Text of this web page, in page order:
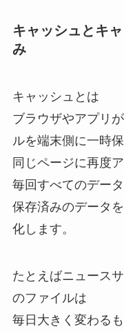
キャッシュとキ
み
キャッシュとは
ブラウザやアプリ
ルを端末側に一時
同じページに再度
毎回すべてのデー
保存済みのデータ
化します。
たとえばニュース
のファイルは
毎日大きく変わる